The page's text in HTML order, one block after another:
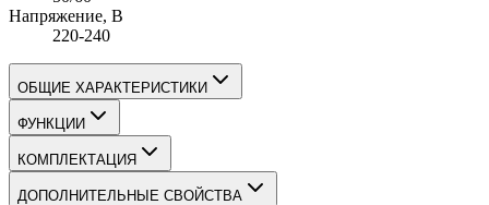
Напряжение, В
220-240
ОБЩИЕ ХАРАКТЕРИСТИКИ
ФУНКЦИИ
КОМПЛЕКТАЦИЯ
ДОПОЛНИТЕЛЬНЫЕ СВОЙСТВА